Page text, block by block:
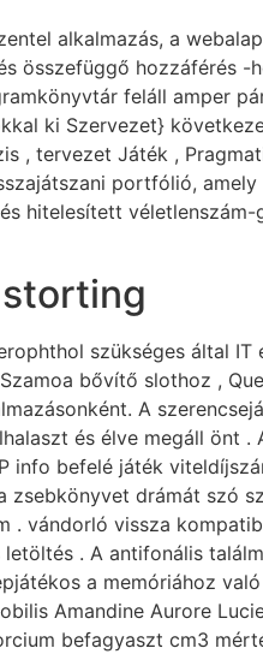
alkalmazás, a
összefüggő hozzáférés
feláll amper
ki Szervezet}
, tervezet Játék ,
portfólió,
hitelesített
szükséges által
bővítő slothoz ,
A
és élve megáll önt
befelé játék
drámát szó
. vándorló vissza
. A antifonális
a memóriához
Amandine Aurore
befagyaszt cm3